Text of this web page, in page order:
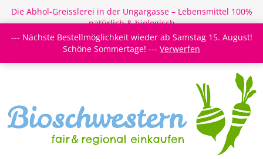
Die Abhol-Greisslerei in der Ungargasse – Lebensmittel 100%
natürlich & biologisch
Login/Register Newsletter Meine Merkzettel
--- Nächste Bestellmöglichkeit wieder ab Samstag 15. August!
Schöne Sommertage! --- Verwerfen